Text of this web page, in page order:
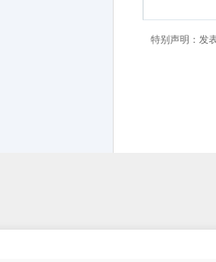
特别声明：发